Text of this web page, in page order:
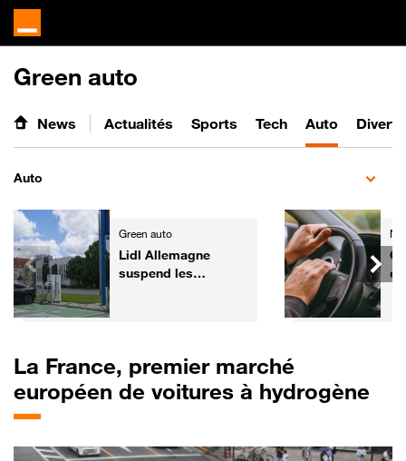
Green auto
News Actualités Sports Tech Auto
Auto
Green auto
Lidl Allemagne
suspend les
La France, premier marché
européen de voitures à hydrogène